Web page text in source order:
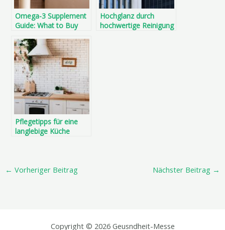
Omega-3 Supplement
Guide: What to Buy
Hochglanz durch
hochwertige Reinigung
Pflegetipps für eine
langlebige Küche
← Vorheriger Beitrag Nächster Beitrag →
Copyright © 2026 Geusndheit-Messe